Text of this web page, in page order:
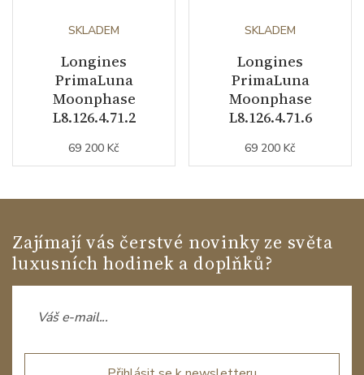
SKLADEM
Longines
PrimaLuna
Moonphase
L8.126.4.71.2
69 200 Kč
SKLADEM
Longines
PrimaLuna
Moonphase
L8.126.4.71.6
69 200 Kč
Zajímají vás čerstvé novinky ze světa
luxusních hodinek a doplňků?